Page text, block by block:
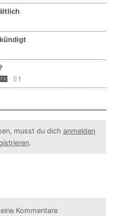
1
musst du dich anmelden
.
Kommentare